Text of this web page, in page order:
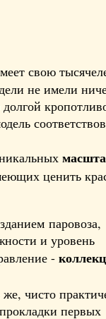
свою
не имели
ценить
паровоза,
и уровень
-
чисто
первых